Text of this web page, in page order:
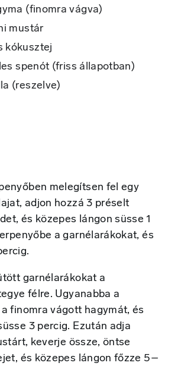
(finomra vágva)
mustár
kókusztej
spenót (friss állapotban)
(reszelve)
melegítsen fel egy
adjon hozzá 3 préselt
és közepes lángon süsse 1
a garnélarákokat, és
garnélarákokat a
félre. Ugyanabba a
finomra vágott hagymát, és
3 percig. Ezután adja
keverje össze, öntse
és közepes lángon főzze 5–